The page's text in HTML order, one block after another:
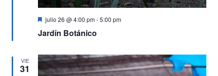
Jardín Botánico
Destacado
julio 26 @ 4:00 pm-5:00 pm
VIE
31